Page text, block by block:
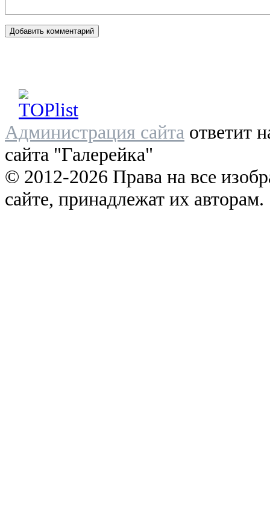
Администрация сайта ответит
сайта "Галерейка"
© 2012-2026 Права на все
сайте, принадлежат их авторам.